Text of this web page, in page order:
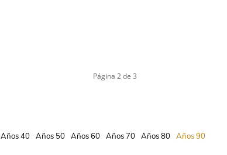
Página 2 de 3
Años 40 Años 50 Años 60 Años 70 Años 80 Años 90